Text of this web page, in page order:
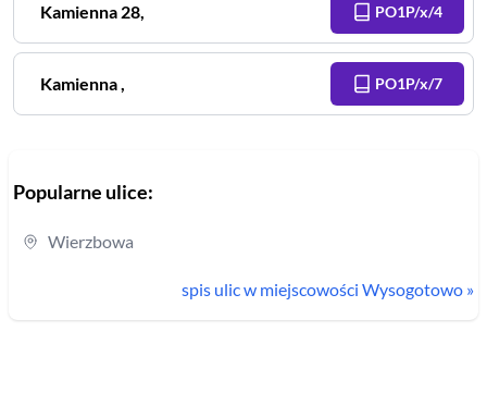
Kamienna 28, PO1P/x/4
Kamienna, PO1P/x/7
Popularne ulice:
Wierzbowa
spis ulic w miejscowości Wysogotowo »